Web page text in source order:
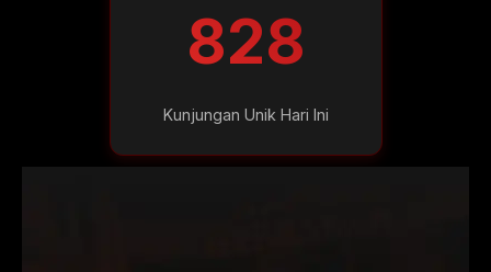
828
Kunjungan Unik Hari Ini